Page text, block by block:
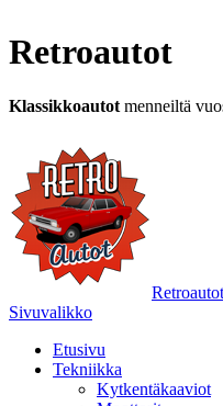
Retroautot
Klassikkoautot menneiltä
Retroautot
Sivuvalikko
Etusivu
Tekniikka
Kytkentäkaaviot